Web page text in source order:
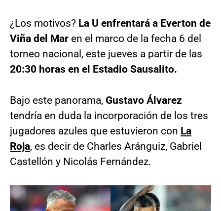
¿Los motivos? La U enfrentará a Everton de
Viña del Mar en el marco de la fecha 6 del
torneo nacional, este jueves a partir de las
20:30 horas en el Estadio Sausalito.
Bajo este panorama, Gustavo Álvarez
tendría en duda la incorporación de los tres
jugadores azules que estuvieron con La
Roja, es decir de Charles Aránguiz, Gabriel
Castellón y Nicolás Fernández.